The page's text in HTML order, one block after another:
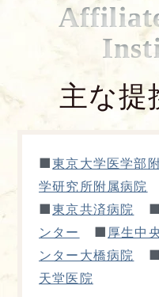
主な提
■東京大学医学部
学研究所附属病院
■東京共済病院 ■
ンター
■ 厚生中
ンター大橋病院
■
天堂医院